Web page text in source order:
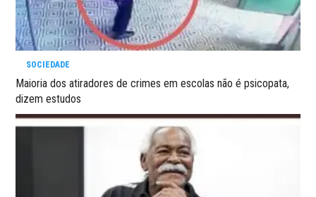
SOCIEDADE
Maioria dos atiradores de crimes em escolas não é psicopata,
dizem estudos